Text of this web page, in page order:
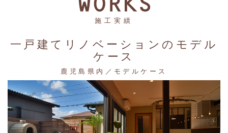
施工実績
一戸建てリノベーションのモデル
ケース
鹿児島県内／モデルケース